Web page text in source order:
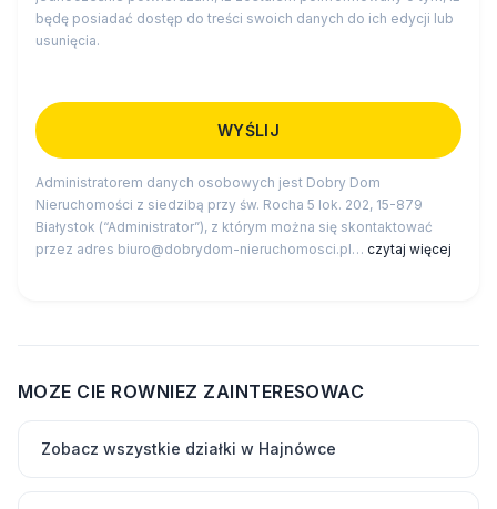
będę posiadać dostęp do treści swoich danych do ich edycji lub
usunięcia.
Administratorem danych osobowych jest Dobry Dom
Nieruchomości z siedzibą przy św. Rocha 5 lok. 202, 15-879
Białystok (“Administrator”), z którym można się skontaktować
przez adres biuro@dobrydom-nieruchomosci.pl… czytaj więcej
MOZE CIE ROWNIEZ ZAINTERESOWAC
Zobacz wszystkie działki w Hajnówce